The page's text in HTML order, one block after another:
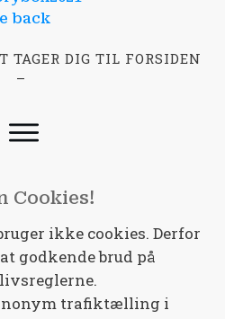
TAGER DIG TIL FORSIDEN
–
Cookies!
ikke cookies. Derfor
godkende brud på
trafiktælling i